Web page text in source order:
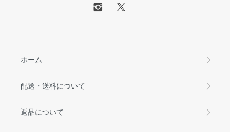
ホーム
配送・送料について
返品について